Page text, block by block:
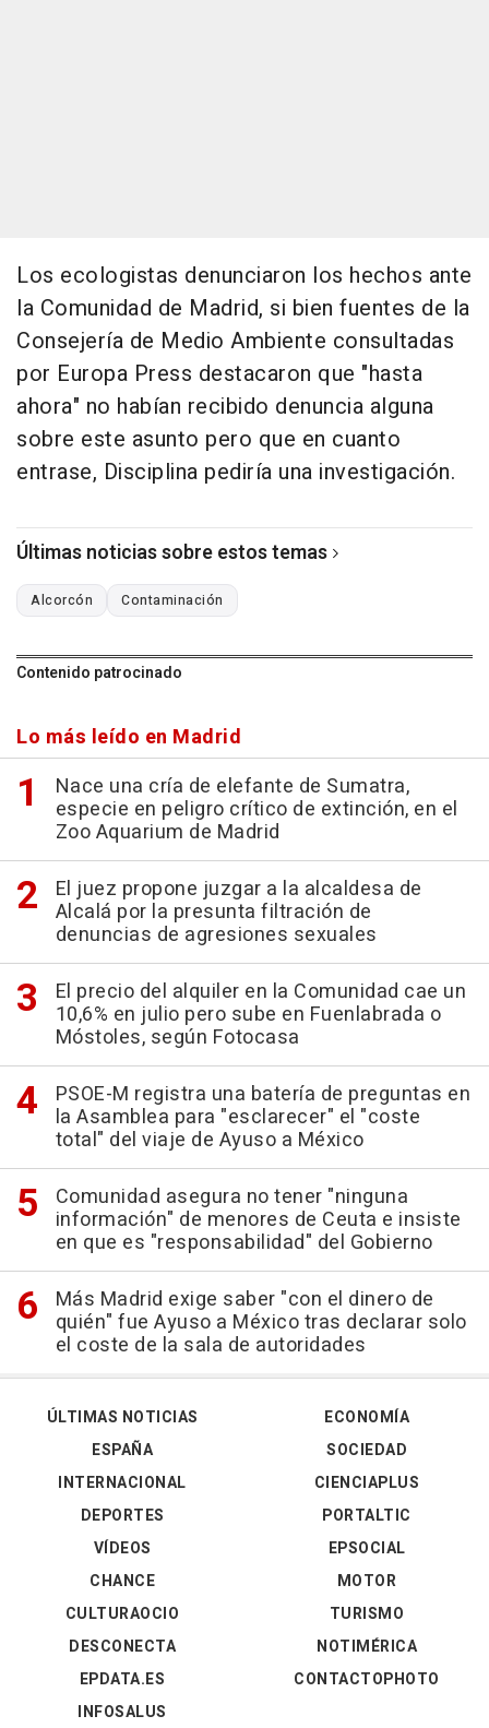
Los ecologistas denunciaron los hechos ante
la Comunidad de Madrid, si bien fuentes de la
Consejería de Medio Ambiente consultadas
por Europa Press destacaron que "hasta
ahora" no habían recibido denuncia alguna
sobre este asunto pero que en cuanto
entrase, Disciplina pediría una investigación.
Últimas noticias sobre estos temas
Alcorcón Contaminación
Contenido patrocinado
Lo más leído en Madrid
Nace una cría de elefante de Sumatra,
especie en peligro crítico de extinción, en el
Zoo Aquarium de Madrid
El juez propone juzgar a la alcaldesa de
Alcalá por la presunta filtración de
denuncias de agresiones sexuales
El precio del alquiler en la Comunidad cae un
10,6% en julio pero sube en Fuenlabrada o
Móstoles, según Fotocasa
PSOE-M registra una batería de preguntas en
la Asamblea para "esclarecer" el "coste
total" del viaje de Ayuso a México
Comunidad asegura no tener "ninguna
información" de menores de Ceuta e insiste
en que es "responsabilidad" del Gobierno
Más Madrid exige saber "con el dinero de
quién" fue Ayuso a México tras declarar solo
el coste de la sala de autoridades
ÚLTIMAS NOTICIAS
ESPAÑA
INTERNACIONAL
DEPORTES
VÍDEOS
ECONOMÍA
SOCIEDAD
CIENCIAPLUS
PORTALTIC
EPSOCIAL
CHANCE
CULTURAOCIO
DESCONECTA
EPDATA.ES
INFOSALUS
MOTOR
TURISMO
NOTIMÉRICA
CONTACTOPHOTO